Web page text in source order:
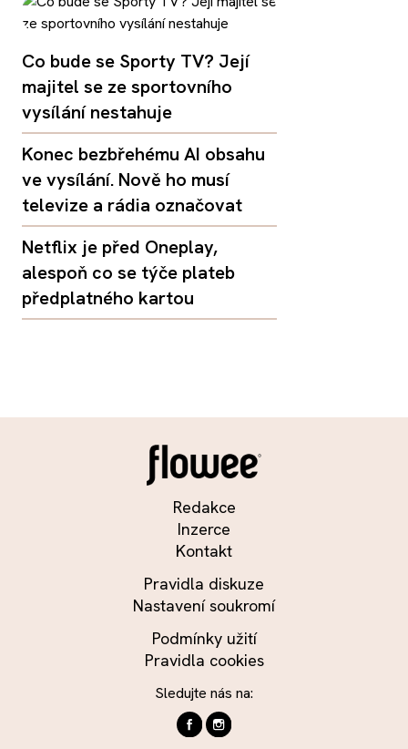
Co bude se Sporty TV? Její
majitel se ze sportovního
vysílání nestahuje
Konec bezbřehému AI obsahu
ve vysílání. Nově ho musí
televize a rádia označovat
Netflix je před Oneplay,
alespoň co se týče plateb
předplatného kartou
Redakce
Inzerce
Kontakt
Pravidla diskuze
Nastavení soukromí
Podmínky užití
Pravidla cookies
Sledujte nás na: